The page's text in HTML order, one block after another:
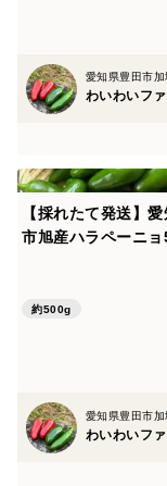
愛知県豊田市加
わいわいフ
【採れたて発送】
市旭産ハラペーニ
約500g
愛知県豊田市加
わいわいフ